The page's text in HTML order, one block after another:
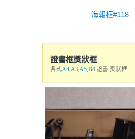
海報框#118
證書框獎狀框
各式A4,A3,A5,B4 證書 獎狀框